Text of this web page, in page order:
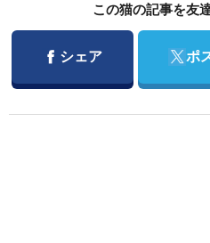
この猫の記事を友
Facebook
シェア ポ